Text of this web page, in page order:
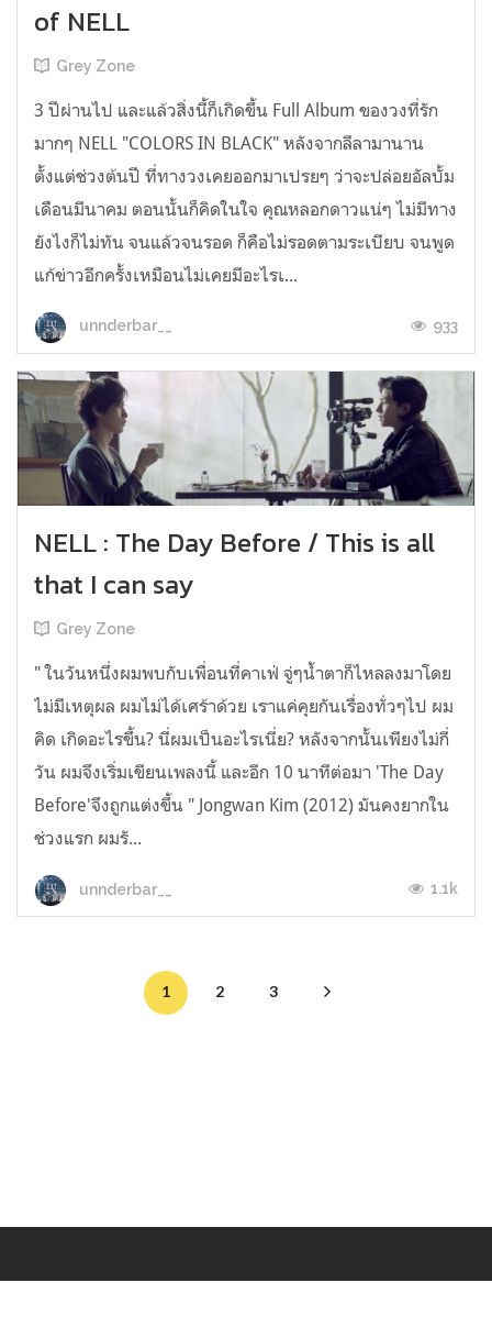
of NELL
Grey Zone
3 ปีผ่านไป และแล้วสิ่งนี้ก็เกิดขึ้น Full Album ของวงที่รัก
มากๆ NELL "COLORS IN BLACK" หลังจากลีลามานาน
ตั้งแต่ช่วงต้นปี ที่ทางวงเคยออกมาเปรยๆ ว่าจะปล่อยอัลบั้ม
เดือนมีนาคม ตอนนั้นก็คิดในใจ คุณหลอกดาวแน่ๆ ไม่มีทาง
ยังไงก็ไม่ทัน จนแล้วจนรอด ก็คือไม่รอดตามระเบียบ จนพูด
แก้ข่าวอีกครั้งเหมือนไม่เคยมีอะไรเ...
unnderbar__ 933
NELL : The Day Before / This is all
that I can say
Grey Zone
" ในวันหนึ่งผมพบกับเพื่อนที่คาเฟ่ จู่ๆน้ำตาก็ไหลลงมาโดย
ไม่มีเหตุผล ผมไม่ได้เศร้าด้วย เราแค่คุยกันเรื่องทั่วๆไป ผม
คิด เกิดอะไรขึ้น? นี่ผมเป็นอะไรเนี่ย? หลังจากนั้นเพียงไม่กี่
วัน ผมจึงเริ่มเขียนเพลงนี้ และอีก 10 นาทีต่อมา 'The Day
Before'จึงถูกแต่งขึ้น " Jongwan Kim (2012) มันคงยากใน
ช่วงแรก ผมรั...
unnderbar__ 1.1k
1 2 3